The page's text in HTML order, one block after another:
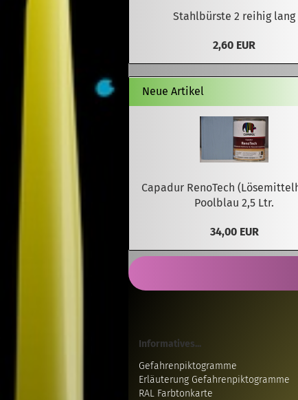
Stahlbürste 2 reihig lang
2,60 EUR
Neue Artikel
Capadur RenoTech
Poolblau 2,5 Ltr.
34,00 EUR
Informatives...
Gefahrenpiktogramme
Erläuterung Gefahrenpiktogramme
RAL Farbtonkarte